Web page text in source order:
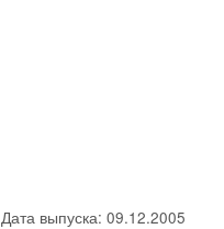
Дата выпуска: 09.12.2005